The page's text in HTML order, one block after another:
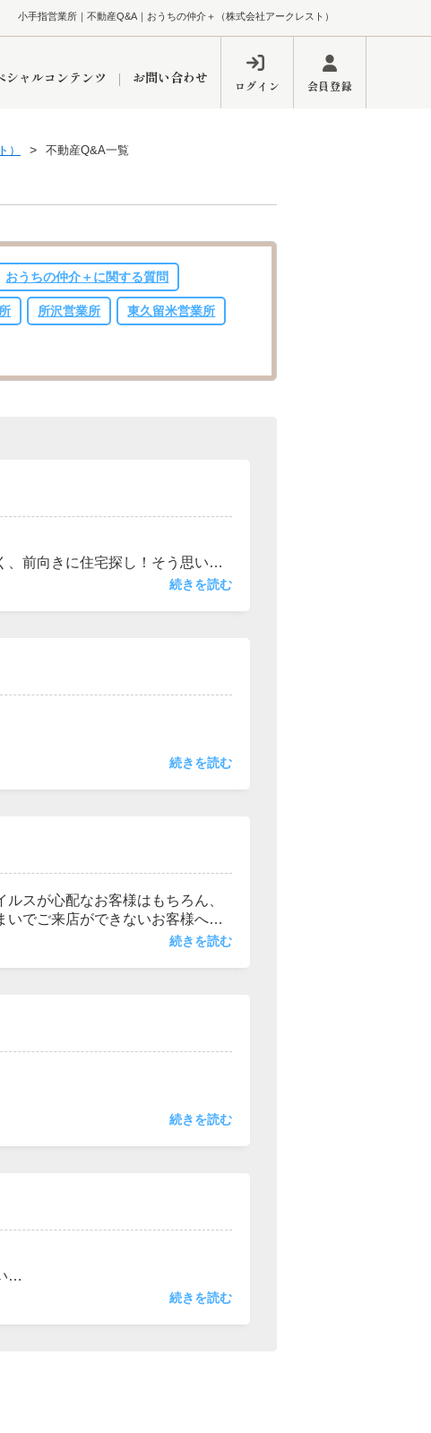
小手指営業所｜不動産Q&A｜おうちの仲介＋（株式会社アークレスト）
購入するメリット
清瀬市 練馬区
所 東久留米営業所
シャルコンテンツ お問い合わせ ログイン 会員登録
） 不動産Q&A一覧
おうちの仲介＋に関する質問
所沢営業所 東久留米営業所
前向きに住宅探し！そう思い不
接客態度が悪かった。高圧的に対
ります。是非実感してくださ
続きを読む
との正しい付き合いかたをレクチ
計算。近隣相場のご提示。売却
続きを読む
スが心配なお客様はもちろん、
でご来店ができないお客様へオ
」や「ベルフェイス」等、お客様
続きを読む
ところに手が届く」をモットーに
望がございましたら、お気軽に
続きを読む
。
続きを読む